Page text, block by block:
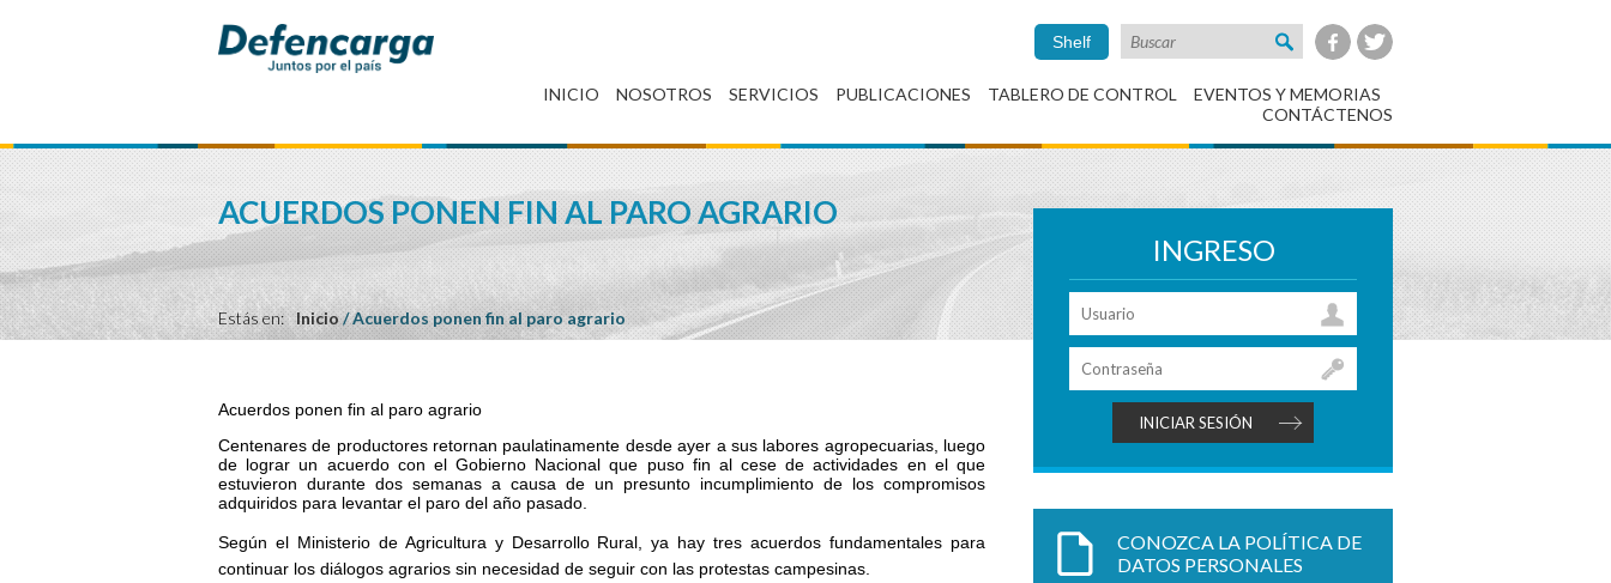
Shelf
INICIO NOSOTROS SERVICIOS PUBLICACIONES TABLERO DE CONTROL
EVENTOS Y MEMORIAS
CONTÁCTENOS
ACUERDOS PONEN FIN AL PARO AGRARIO
Estás en: Inicio/Acuerdos ponen fin al paro agrario
Acuerdos ponen fin al paro agrario
Centenares de productores retornan paulatinamente desde ayer a sus labores agropecuarias, luego
de lograr un acuerdo con el Gobierno Nacional que puso fin al cese de actividades en el que
estuvieron durante dos semanas a causa de un presunto incumplimiento de los compromisos
adquiridos para levantar el paro del año pasado.
Según el Ministerio de Agricultura y Desarrollo Rural, ya hay tres acuerdos fundamentales para
continuar los diálogos agrarios sin necesidad de seguir con las protestas campesinas.
INGRESO
CONOZCA LA POLÍTICA DE
DATOS PERSONALES